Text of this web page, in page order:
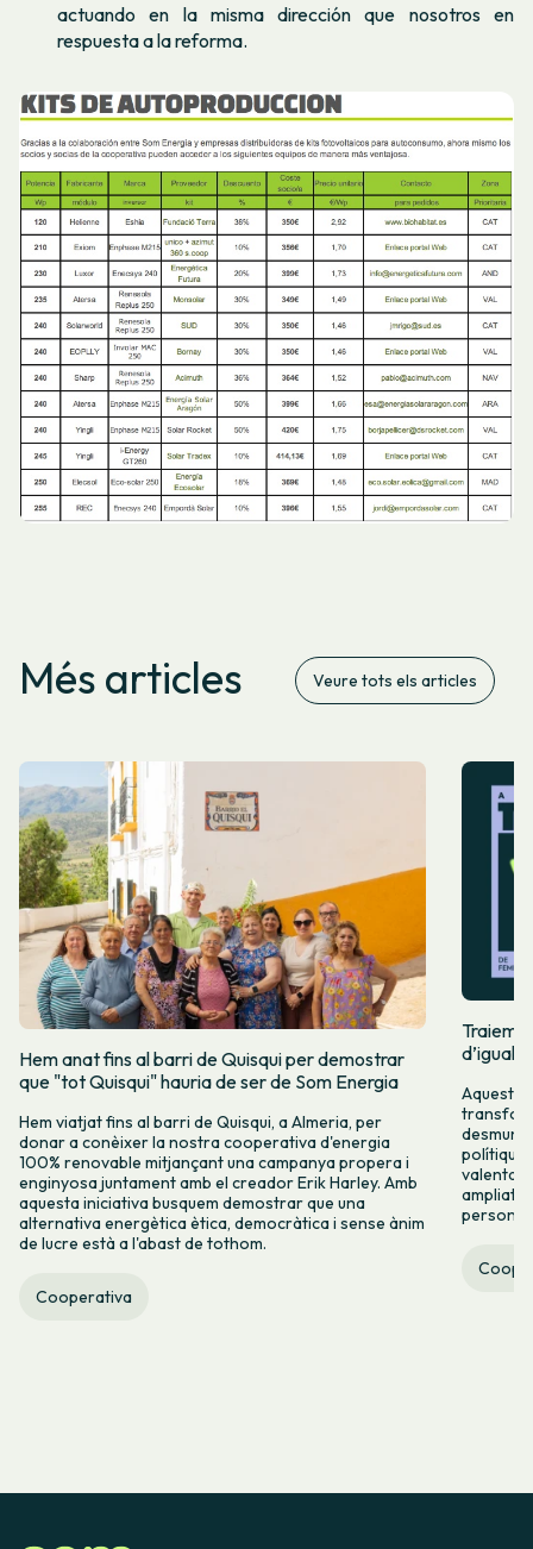
actuando en la misma dirección que nosotros en
respuesta a la reforma.
Més articles Veure tots els articles
Hem anat fins al barri de Quisqui per demostrar
que "tot Quisqui" hauria de ser de Som Energia
Hem viatjat fins al barri de Quisqui, a Almeria, per
donar a conèixer la nostra cooperativa d'energia
100% renovable mitjançant una campanya propera i
enginyosa juntament amb el creador Erik Harley. Amb
aquesta iniciativa busquem demostrar que una
alternativa energètica ètica, democràtica i sense ànim
de lucre està a l'abast de tothom.
Cooperativa
Traiem
Aquest
valenta